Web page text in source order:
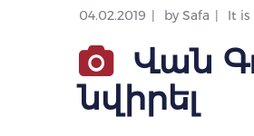
04.02.2019 by Safa It is
Վան
նվիրել